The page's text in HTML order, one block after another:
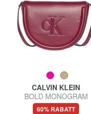
CALVIN KLEIN
BOLD MONOGRAM
Umhängetasche
60% RABATT